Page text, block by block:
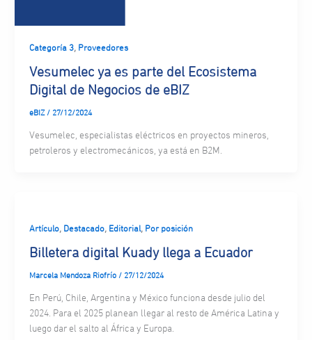
Categoría 3, Proveedores
Vesumelec ya es parte del Ecosistema
Digital de Negocios de eBIZ
eBIZ / 27/12/2024
Vesumelec, especialistas eléctricos en proyectos mineros,
petroleros y electromecánicos, ya está en B2M.
Artículo, Destacado, Editorial, Por posición
Billetera digital Kuady llega a Ecuador
Marcela Mendoza Riofrío / 27/12/2024
En Perú, Chile, Argentina y México funciona desde julio del
2024. Para el 2025 planean llegar al resto de América Latina y
luego dar el salto al África y Europa.